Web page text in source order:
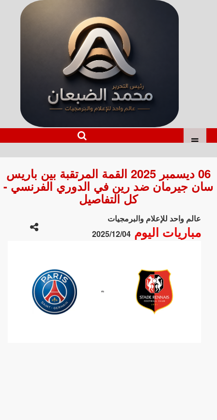
06 ديسمبر 2025 القمة المرتقبة بين باريس
سان جيرمان ضد رين في الدوري الفرنسي -
كل التفاصيل
عالم واحد للإعلام والبرمجيات
مباريات اليوم2025/12/04